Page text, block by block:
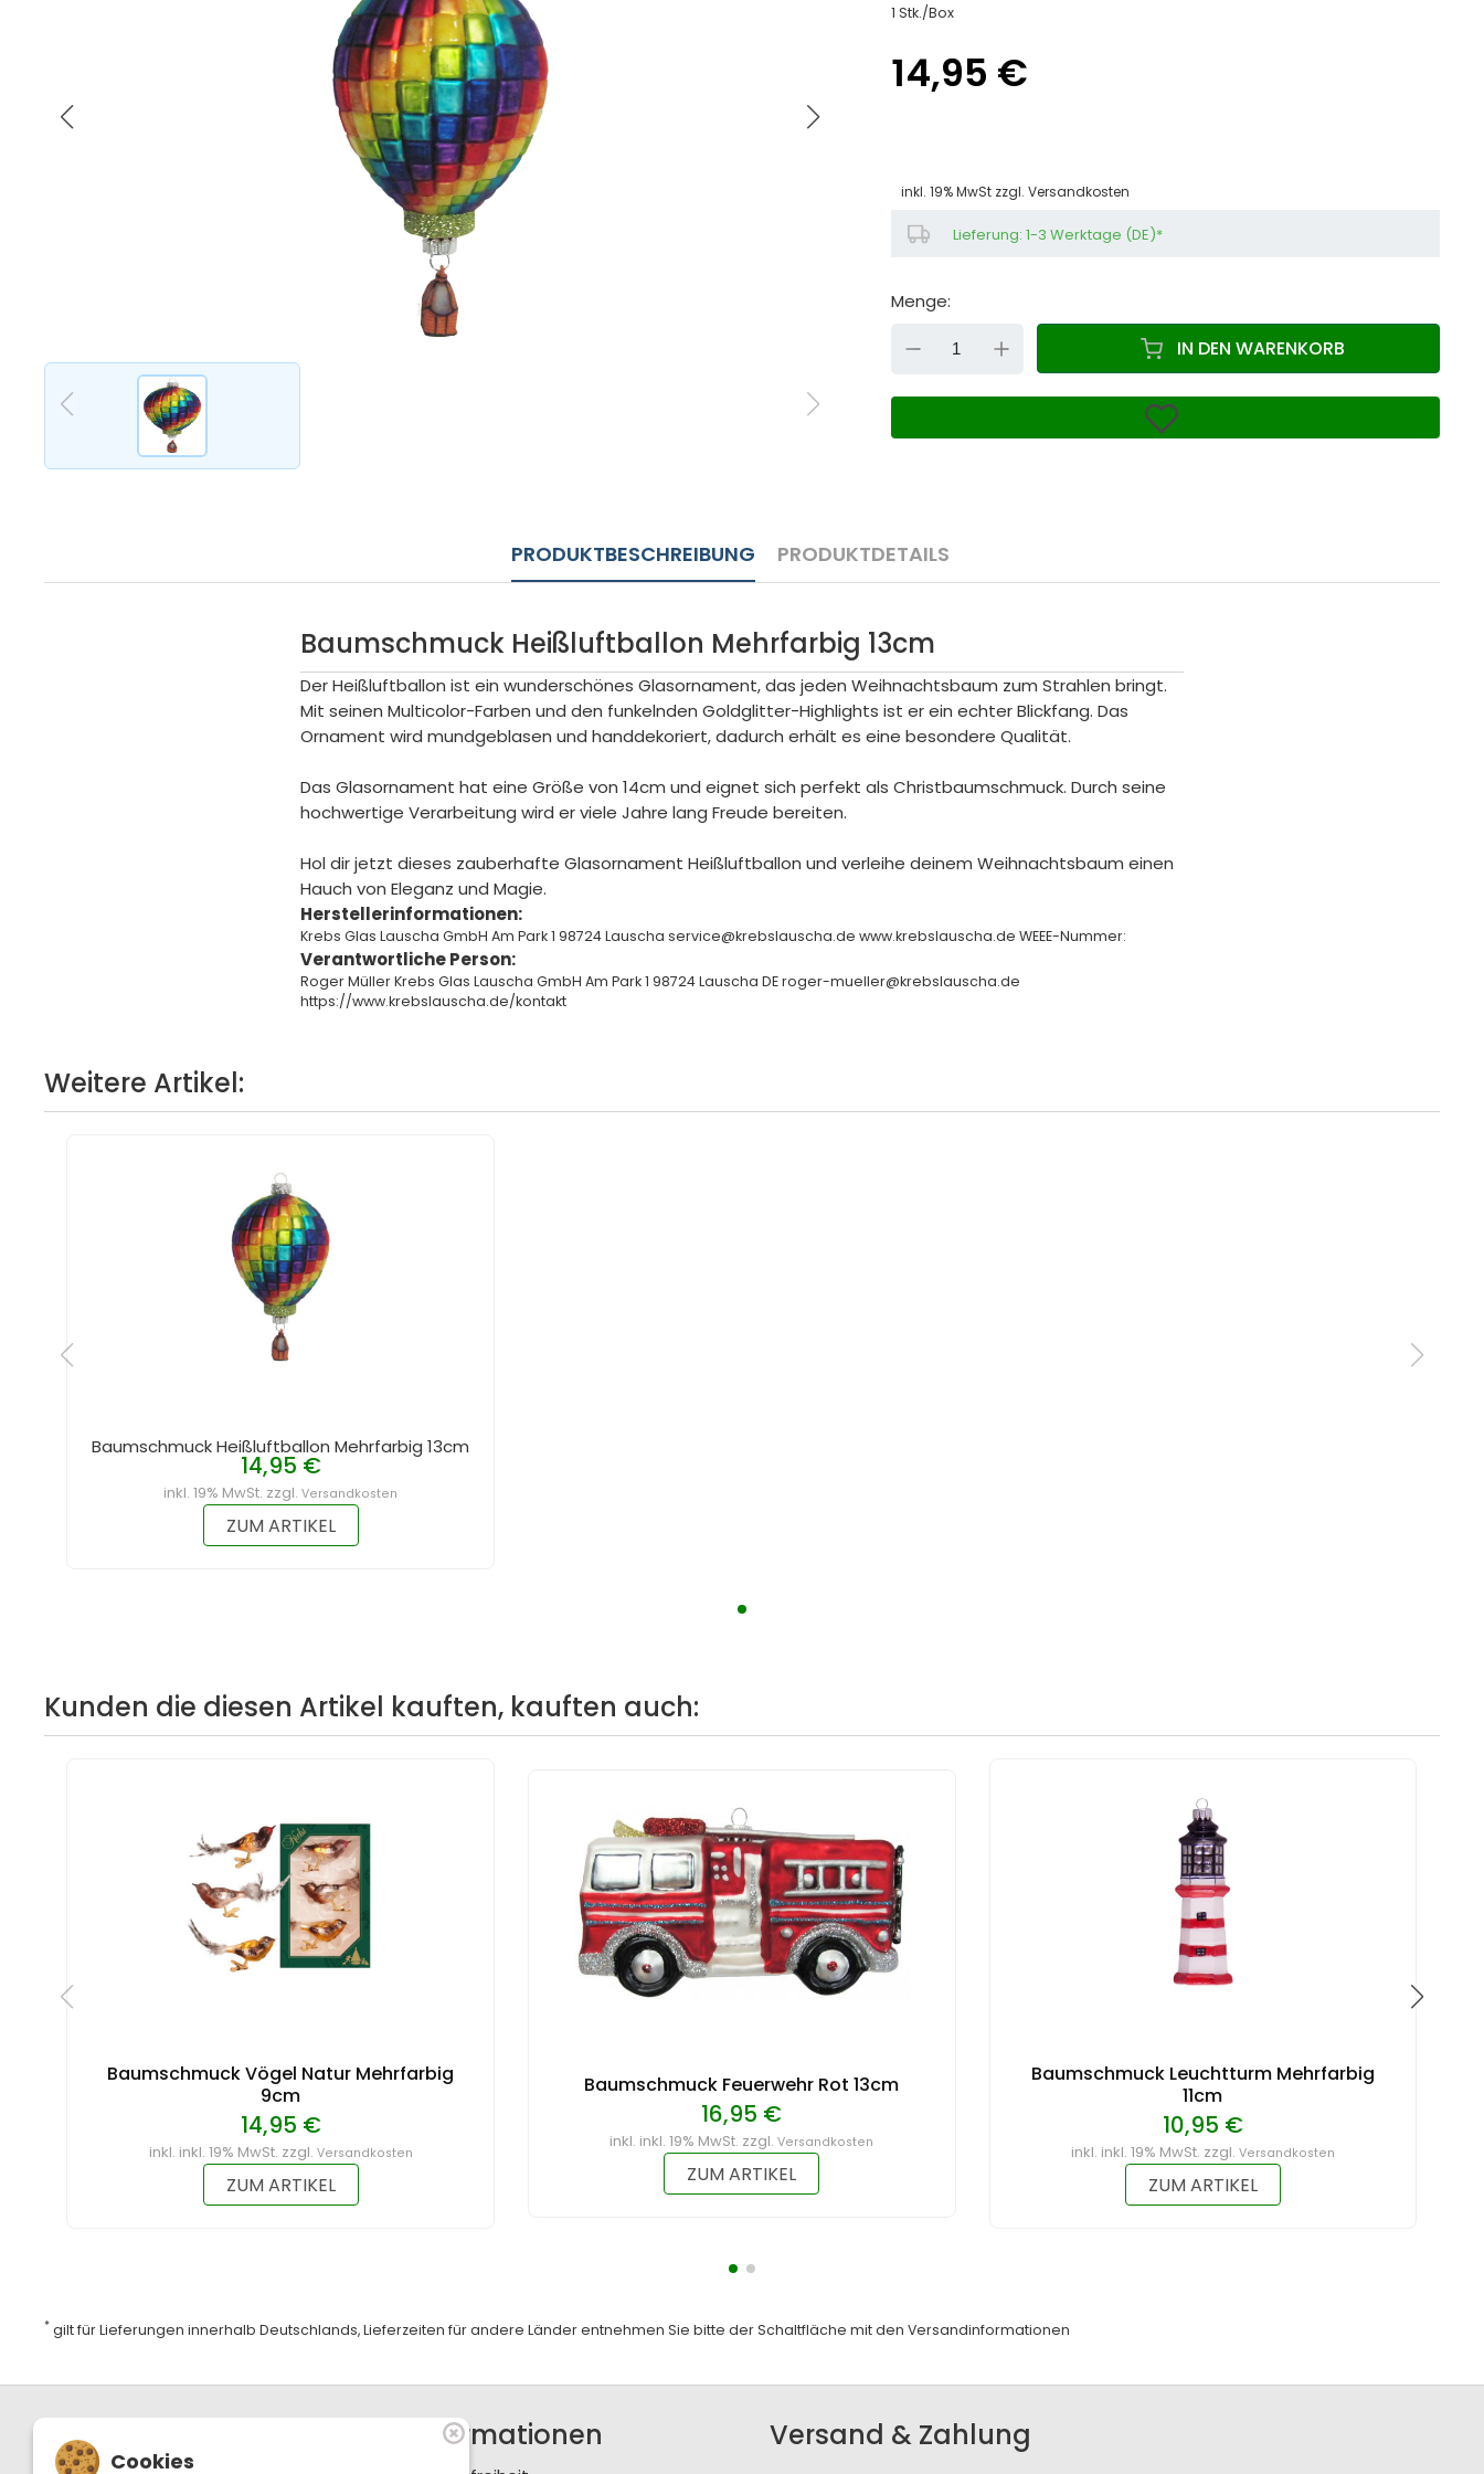
1 Stk./Box
14,95 €
inkl. 19% MwSt zzgl. Versandkosten
Lieferung: 1-3 Werktage (DE)*
Menge:
DOWN IN DEN WARENKORB
PRODUKTBESCHREIBUNG PRODUKTDETAILS
Baumschmuck Heißluftballon Mehrfarbig 13cm
Der Heißluftballon ist ein wunderschönes Glasornament, das jeden Weihnachtsbaum zum Strahlen bringt.
Mit seinen Multicolor-Farben und den funkelnden Goldglitter-Highlights ist er ein echter Blickfang. Das
Ornament wird mundgeblasen und handdekoriert, dadurch erhält es eine besondere Qualität.
Das Glasornament hat eine Größe von 14cm und eignet sich perfekt als Christbaumschmuck. Durch seine
hochwertige Verarbeitung wird er viele Jahre lang Freude bereiten.
Hol dir jetzt dieses zauberhafte Glasornament Heißluftballon und verleihe deinem Weihnachtsbaum einen
Hauch von Eleganz und Magie.
Herstellerinformationen:
Krebs Glas Lauscha GmbH Am Park 1 98724 Lauscha service@krebslauscha.de www.krebslauscha.de WEEE-Nummer:
Verantwortliche Person:
Roger Müller Krebs Glas Lauscha GmbH Am Park 1 98724 Lauscha DE roger-mueller@krebslauscha.de
https://www.krebslauscha.de/kontakt
Weitere Artikel:
Baumschmuck Heißluftballon Mehrfarbig 13cm
14,95 €
inkl. 19% MwSt. zzgl.Versandkosten
ZUM ARTIKEL
Kunden die diesen Artikel kauften, kauften auch:
Baumschmuck Vögel Natur Mehrfarbig
9cm
14,95 €
inkl. inkl. 19% MwSt. zzgl. Versandkosten
ZUM ARTIKEL
Baumschmuck Feuerwehr Rot 13cm
16,95 €
inkl. inkl. 19% MwSt. zzgl.Versandkosten
ZUM ARTIKEL
Baumschmuck Leuchtturm Mehrfarbig
11cm
10,95 €
inkl. inkl. 19% MwSt. zzgl. Versandkosten
ZUM ARTIKEL
* gilt für Lieferungen innerhalb Deutschlands, Lieferzeiten für andere Länder entnehmen Sie bitte der Schaltfläche mit denVersandinformationen
Support / Hotline Informationen Versand & Zahlung
Cookies